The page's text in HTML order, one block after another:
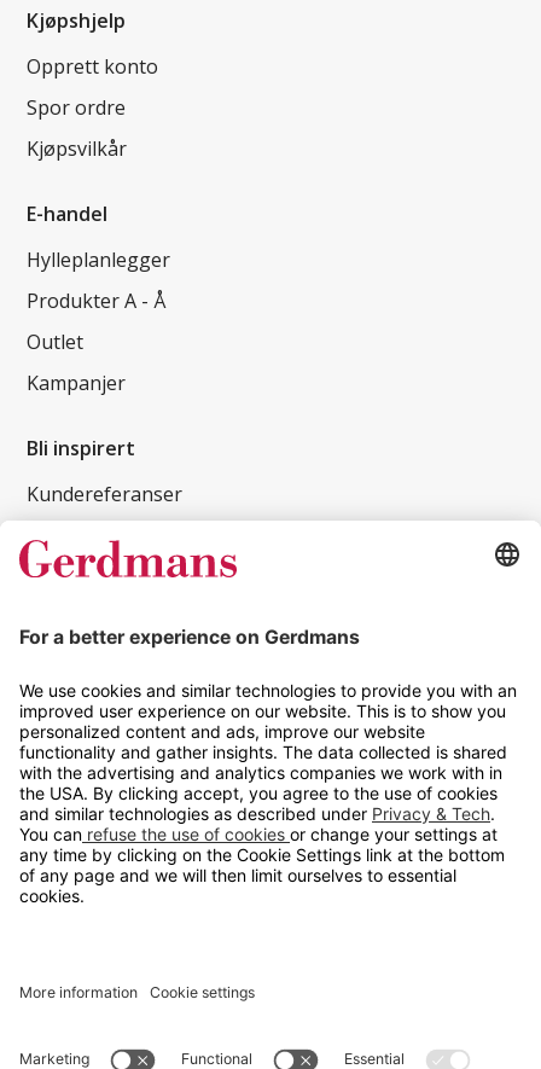
Kjøpshjelp
Opprett konto
Spor ordre
Kjøpsvilkår
E-handel
Hylleplanlegger
Produkter A - Å
Outlet
Kampanjer
Bli inspirert
Kundereferanser
Magasin
Tips og guider
Kontakt
info@gerdmans.no
67 80 56 20
Åpningstid
Hverdager 08:00-16:00